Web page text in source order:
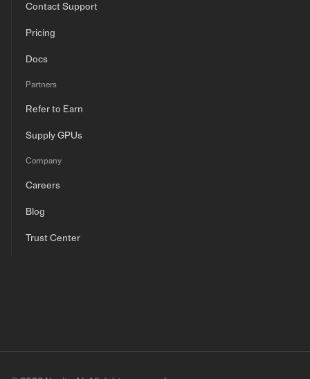
Contact Support
Pricing
Docs
Partners
Refer to Earn
Supply GPUs
Company
Careers
Blog
Trust Center